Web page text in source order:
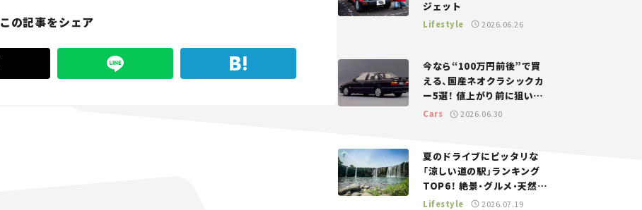
この記事をシェア
ジェット
Lifestyle 2026.06.26
今なら“100万円前後”で買
える、国産ネオクラシックカ
ー5選！ 値上がり前に狙いた
い、中古車探しをお手伝い――ち
Cars 2026.06.30
夏のドライブにピッタリな
「涼しい道の駅」ランキング
TOP6！ 絶景・グルメ・天然ク
ーラーなど、避暑におすすめ
Lifestyle 2026.07.19